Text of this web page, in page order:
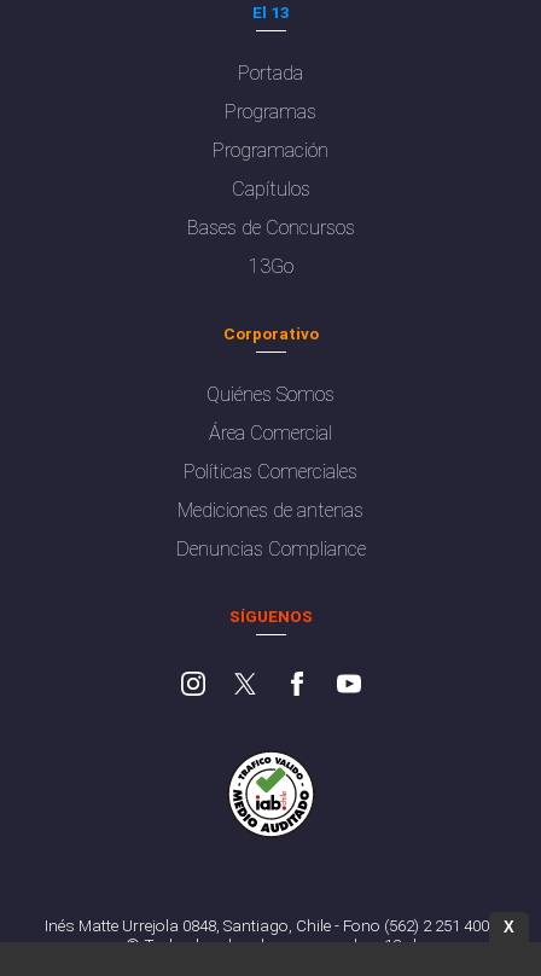
El 13
Portada
Programas
Programación
Capítulos
Bases de Concursos
13Go
Corporativo
Quiénes Somos
Área Comercial
Políticas Comerciales
Mediciones de antenas
Denuncias Compliance
SÍGUENOS
Inés Matte Urrejola 0848, Santiago, Chile - Fono (562) 2 251 4000
© Todos los derechos reservados. 13.cl
X